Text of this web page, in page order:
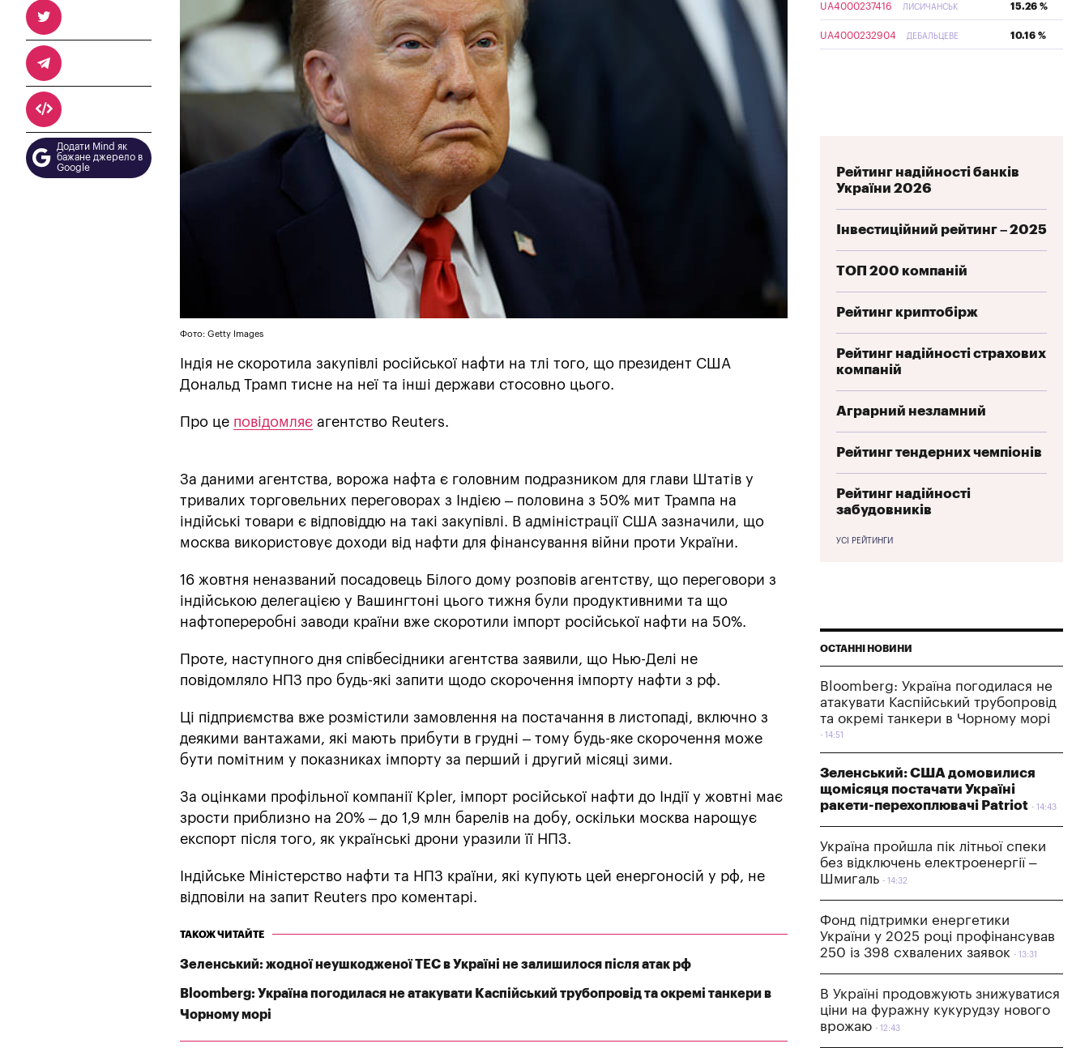
Додати Mind як
бажане джерело в
Google
Фото: Getty Images
Індія не скоротила закупівлі російської нафти на тлі того, що президент США
Дональд Трамп тисне на неї та інші держави стосовно цього.
Про це повідомляє агентство Reuters.
За даними агентства, ворожа нафта є головним подразником для глави Штатів у
тривалих торговельних переговорах з Індією – половина з 50% мит Трампа на
індійські товари є відповіддю на такі закупівлі. В адміністрації США зазначили, що
москва використовує доходи від нафти для фінансування війни проти України.
16 жовтня неназваний посадовець Білого дому розповів агентству, що переговори з
індійською делегацією у Вашингтоні цього тижня були продуктивними та що
нафтопереробні заводи країни вже скоротили імпорт російської нафти на 50%.
Проте, наступного дня співбесідники агентства заявили, що Нью-Делі не
повідомляло НПЗ про будь-які запити щодо скорочення імпорту нафти з рф.
Ці підприємства вже розмістили замовлення на постачання в листопаді, включно з
деякими вантажами, які мають прибути в грудні – тому будь-яке скорочення може
бути помітним у показниках імпорту за перший і другий місяці зими.
За оцінками профільної компанії Kpler, імпорт російської нафти до Індії у жовтні має
зрости приблизно на 20% – до 1,9 млн барелів на добу, оскільки москва нарощує
експорт після того, як українські дрони уразили її НПЗ.
Індійське Міністерство нафти та НПЗ країни, які купують цей енергоносій у рф, не
відповіли на запит Reuters про коментарі.
ТАКОЖ ЧИТАЙТЕ
Зеленський: жодної неушкодженої ТЕС в Україні не залишилося після атак рф
Bloomberg: Україна погодилася не атакувати Каспійський трубопровід та окремі танкери в
Чорному морі
UA4000237416 ЛИСИЧАНСЬК 15.26 %
UA4000232904 ДЕБАЛЬЦЕВЕ 10.16 %
Рейтинг надійності банків
України 2026
Інвестиційний рейтинг – 2025
ТОП 200 компаній
Рейтинг криптобірж
Рейтинг надійності страхових
компаній
Аграрний незламний
Рейтинг тендерних чемпіонів
Рейтинг надійності
забудовників
УСІ РЕЙТИНГИ
ОСТАННІ НОВИНИ
Bloomberg: Україна погодилася не
атакувати Каспійський трубопровід
та окремі танкери в Чорному морі
14:51
Зеленський: США домовилися
щомісяця постачати Україні
ракети-перехоплювачі Patriot
14:43
Україна пройшла пік літньої спеки
без відключень електроенергії –
Шмигаль
14:32
Фонд підтримки енергетики
України у 2025 році профінансував
250 із 398 схвалених заявок
13:31
В Україні продовжують знижуватися
ціни на фуражну кукурудзу нового
врожаю
12:43